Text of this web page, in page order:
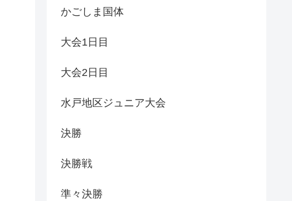
かごしま国体
大会1日目
大会2日目
水戸地区ジュニア大会
決勝
決勝戦
準々決勝